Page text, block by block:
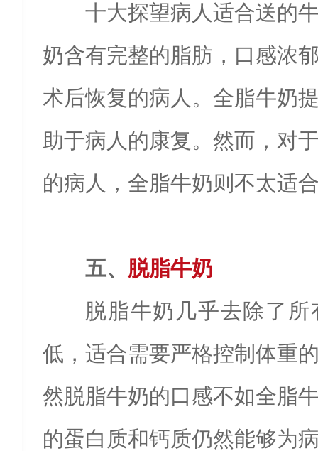
十大探望病人适合送的
奶含有完整的脂肪，口感浓
术后恢复的病人。全脂牛奶
助于病人的康复。然而，对
的病人，全脂牛奶则不太适
五、 脱脂牛奶
脱脂牛奶几乎去除了
低，适合需要严格控制体重
然脱脂牛奶的口感不如全脂
的蛋白质和钙质仍然能够为